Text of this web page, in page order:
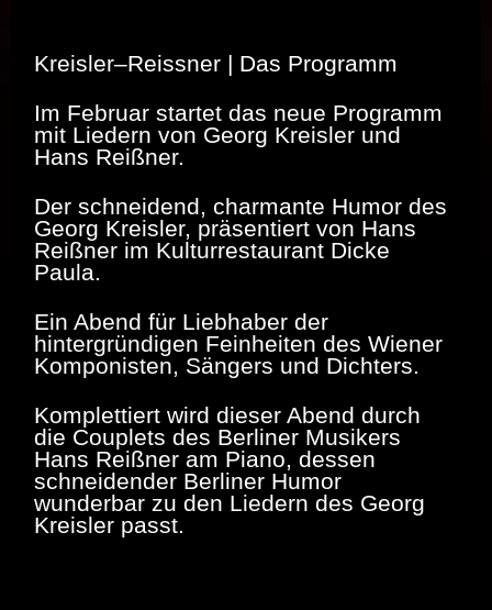
Kreisler–Reissner | Das Programm
Im Februar startet das neue Programm
mit Liedern von Georg Kreisler und
Hans Reißner.
Der schneidend, charmante Humor des
Georg Kreisler, präsentiert von Hans
Reißner im Kulturrestaurant Dicke
Paula.
Ein Abend für Liebhaber der
hintergründigen Feinheiten des Wiener
Komponisten, Sängers und Dichters.
Komplettiert wird dieser Abend durch
die Couplets des Berliner Musikers
Hans Reißner am Piano, dessen
schneidender Berliner Humor
wunderbar zu den Liedern des Georg
Kreisler passt.